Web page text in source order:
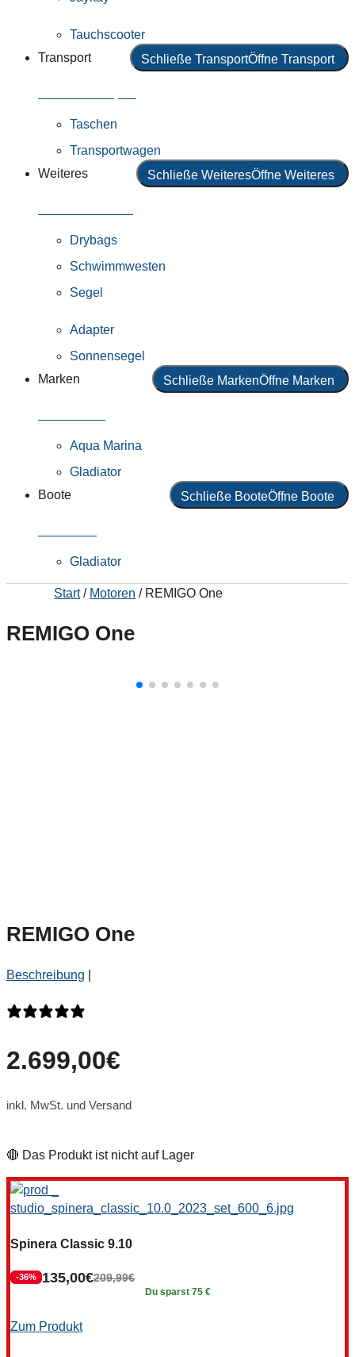
Tauchscooter
Transport
Schließe TransportÖffne Transport
Taschen
Transportwagen
Weiteres
Schließe WeiteresÖffne Weiteres
Drybags
Schwimmwesten
Segel
Adapter
Sonnensegel
Marken
Schließe MarkenÖffne Marken
Aqua Marina
Gladiator
Boote
Schließe BooteÖffne Boote
Gladiator
Start/ Motoren / REMIGO One
REMIGO One
REMIGO One
Beschreibung
2.699,00€
inkl. MwSt. und Versand
🔴 Das Produkt ist nicht auf Lager
Spinera Classic 9.10
-36% 209,99€
135,00€
Du sparst 75 €
Zum Produkt